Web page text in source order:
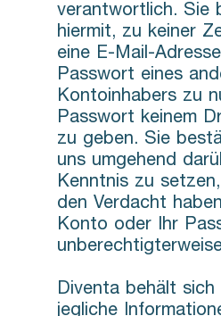
verantwortlich. Sie
hiermit, zu keiner
eine E-Mail-
Passwort eines
Kontoinhabers zu
Passwort keinem
zu geben. Sie
uns umgehend
Kenntnis zu
den Verdacht
Konto oder Ihr
Diventa behält sich
jegliche